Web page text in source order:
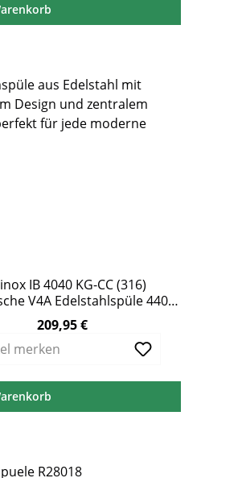
IB 4040 KG-CC (316)
V4A Edelstahlspüle 440 x
440 mm ohne Überlauf
Preis:209,95 €
merken